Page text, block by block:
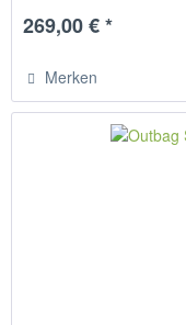
269,00 € *
Merken